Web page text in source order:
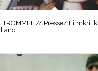
// Presse/ Filmkritik